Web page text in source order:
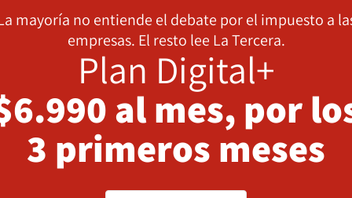
mayoría no entiende el debate por el impuesto a
empresas. El resto lee La Tercera.
Plan Digital+
al mes, por
3 primeros meses